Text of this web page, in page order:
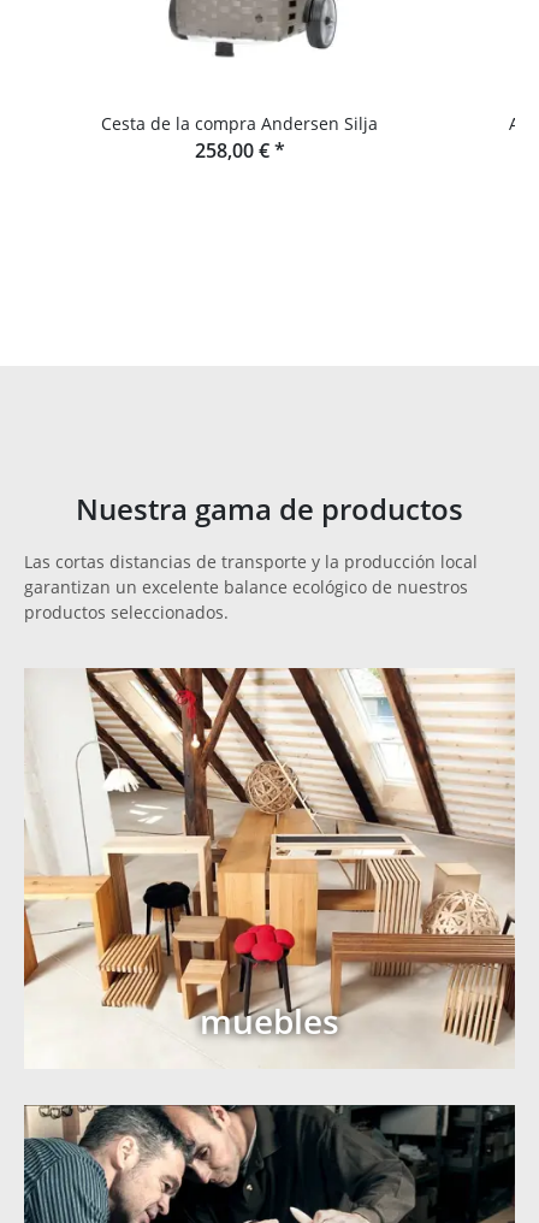
Cesta de la compra Andersen Silja
258,00 €*
Nuestra gama de productos
Las cortas distancias de transporte y la producción local
garantizan un excelente balance ecológico de nuestros
productos seleccionados.
muebles